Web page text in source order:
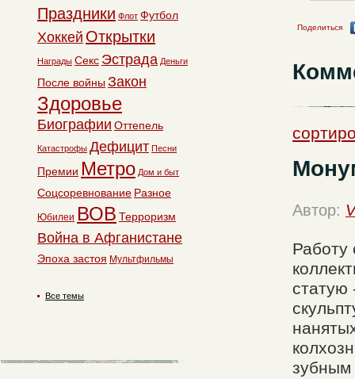
Поделиться
Автор:
Работу
статую
Праздники Флот Футбол
Хоккей Открытки
Награды Секс Эстрада Деньги
После войны Закон
Здоровье
Биографии Оттепель
Катастрофы Дефицит Песни
Премии Метро Дом и быт
Соцсоревнование Разное
Юбилеи ВОВ Терроризм
Война в Афганистане
Эпоха застоя Мультфильмы
Все темы